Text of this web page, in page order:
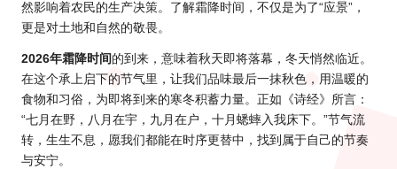
然影响着农民的生产决策。了解霜降时间，不仅是为了“应景”，
更是对土地和自然的敬畏。
2026年霜降时间 的到来，意味着秋天即将落幕，冬天悄然临近。
在这个承上启下的节气里，让我们品味最后一抹秋色，用温暖的
食物和习俗，为即将到来的寒冬积蓄力量。正如《诗经》所言：
“七月在野，八月在宇，九月在户，十月蟋蟀入我床下。”节气流
转，生生不息，愿我们都能在时序更替中，找到属于自己的节奏
与安宁。